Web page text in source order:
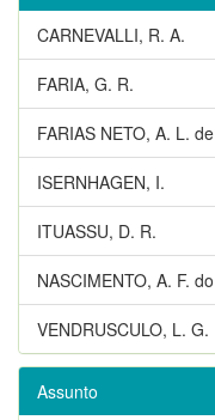
CARNEVALLI, R. A.
FARIA, G. R.
FARIAS NETO, A. L. de
ISERNHAGEN, I.
ITUASSU, D. R.
NASCIMENTO, A. F. do
VENDRUSCULO, L. G.
Assunto